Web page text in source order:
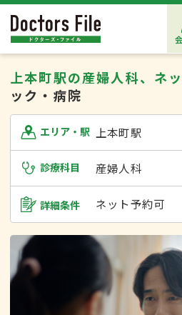
上本町駅の産婦人科、ネ
ック・病院
エリア・駅 上本町駅
診療科目 産婦人科
詳細条件 ネット予約可